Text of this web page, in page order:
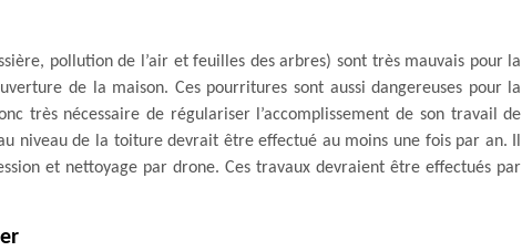
pollution de l’air et feuilles des arbres) sont très mauvais pour la
de la maison. Ces pourritures sont aussi dangereuses pour la
très nécessaire de régulariser l’accomplissement de son travail de
niveau de la toiture devrait être effectué au moins une fois par an. Il
et nettoyage par drone. Ces travaux devraient être effectués par